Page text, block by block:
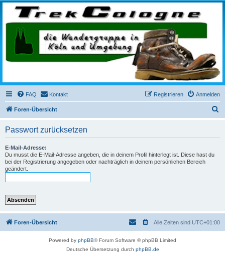
trekcologne.de
Wanderungen rund um Köln
FAQ Kontakt Anmelden
Registrieren
Foren-Übersicht
Passwort zurücksetzen
E-Mail-Adresse:
Du musst die E-Mail-Adresse angeben, die in deinem Profil hinterlegt ist. Diese hast du
bei der Registrierung angegeben oder nachträglich in deinem persönlichen Bereich
geändert.
Foren-Übersicht Alle Zeiten sind UTC+01:00
Powered by phpBB® Forum Software © phpBB Limited
Deutsche Übersetzung durch phpBB.de